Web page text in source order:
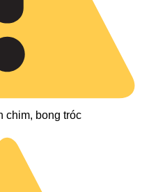
chim, bong tróc